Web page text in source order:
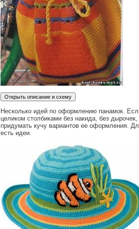
Несколько идей по оформлению панамок.
целиком столбиками без накида, без
придумать кучу вариантов ее оформления.
есть идеи.